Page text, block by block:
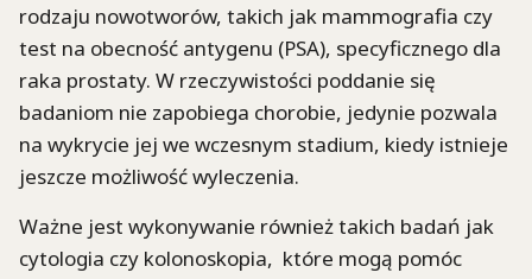
rodzaju nowotworów, takich jak mammografia czy
test na obecność antygenu (PSA), specyficznego dla
raka prostaty. W rzeczywistości poddanie się
badaniom nie zapobiega chorobie, jedynie pozwala
na wykrycie jej we wczesnym stadium, kiedy istnieje
jeszcze możliwość wyleczenia.
Ważne jest wykonywanie również takich badań jak
cytologia czy kolonoskopia, które mogą pomóc